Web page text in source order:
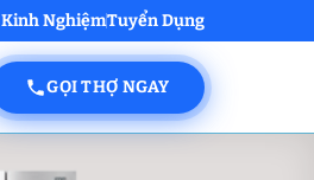
Kinh NghiệmTuyển Dụng
GỌI THỢ NGAY